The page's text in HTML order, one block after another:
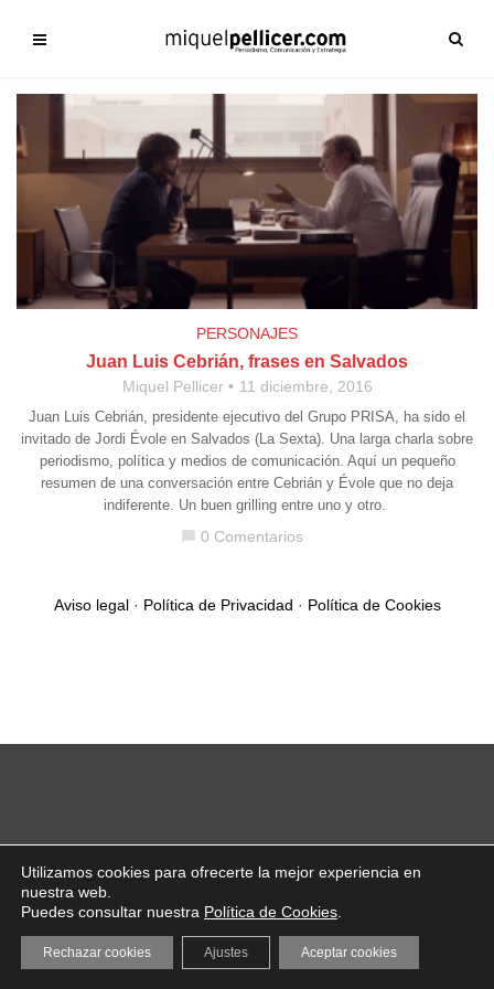
PERSONAJES
Juan Luis Cebrián, frases en Salvados
Miquel Pellicer 11 diciembre, 2016
Juan Luis Cebrián, presidente ejecutivo del Grupo PRISA, ha sido el
invitado de Jordi Évole en Salvados (La Sexta). Una larga charla sobre
periodismo, política y medios de comunicación. Aquí un pequeño
resumen de una conversación entre Cebrián y Évole que no deja
indiferente. Un buen grilling entre uno y otro.
chat_bubble 0 Comentarios
Aviso legal· Política de Privacidad · Política de Cookies
Utilizamos cookies para ofrecerte la mejor experiencia en
nuestra web.
Puedes consultar nuestra Política de Cookies
Aceptar cookies
Rechazar cookies Ajustes